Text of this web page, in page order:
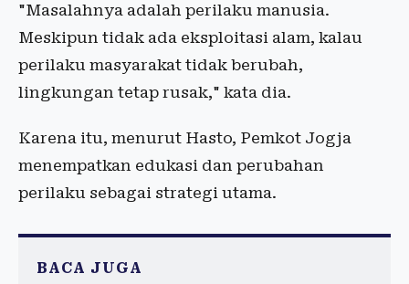
"Masalahnya adalah perilaku manusia.
Meskipun tidak ada eksploitasi alam, kalau
perilaku masyarakat tidak berubah,
lingkungan tetap rusak," kata dia.
Karena itu, menurut Hasto, Pemkot Jogja
menempatkan edukasi dan perubahan
perilaku sebagai strategi utama.
BACA JUGA